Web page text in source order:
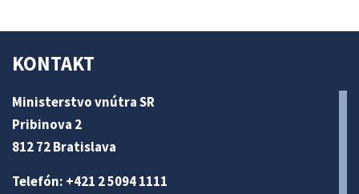
KONTAKT
Ministerstvo vnútra SR
Pribinova 2
812 72 Bratislava
Telefón: +421 2 5094 1111